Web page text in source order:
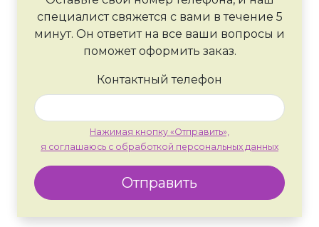
специалист свяжется с вами в течение 5
минут. Он ответит на все ваши вопросы и
поможет оформить заказ.
Контактный телефон
Нажимая кнопку «Отправить»,
я соглашаюсь с обработкой персональных данных
Отправить